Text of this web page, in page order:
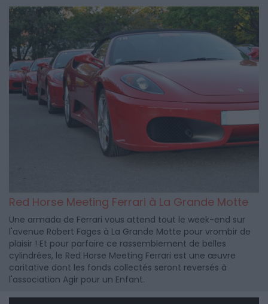
Red Horse Meeting Ferrari à La Grande Motte
Une armada de Ferrari vous attend tout le week-end sur
l'avenue Robert Fages à La Grande Motte pour vrombir de
plaisir ! Et pour parfaire ce rassemblement de belles
cylindrées, le Red Horse Meeting Ferrari est une œuvre
caritative dont les fonds collectés seront reversés à
l'association Agir pour un Enfant.